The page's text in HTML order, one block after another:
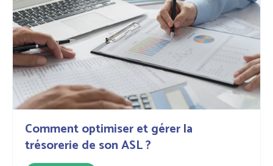
Comment optimiser et gérer la
trésorerie de son ASL ?